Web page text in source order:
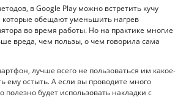
в Google Play можно встретить кучу
которые обещают уменьшить нагрев
во время работы. Но на практике многие
вреда, чем пользы, о чем говорила сама
лучше всего не пользоваться им какое-
ему остыть. А если вы проводите много
полезно будет использовать накладки с